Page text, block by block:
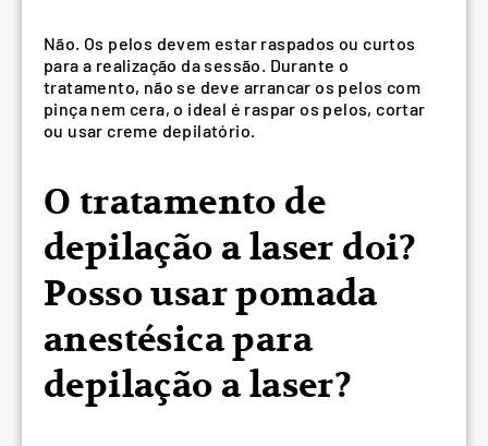
Não. Os pelos devem estar raspados ou curtos
para a realização da sessão. Durante o
tratamento, não se deve arrancar os pelos com
pinça nem cera, o ideal é raspar os pelos, cortar
ou usar creme depilatório.
O tratamento de
depilação a laser doi?
Posso usar pomada
anestésica para
depilação a laser?